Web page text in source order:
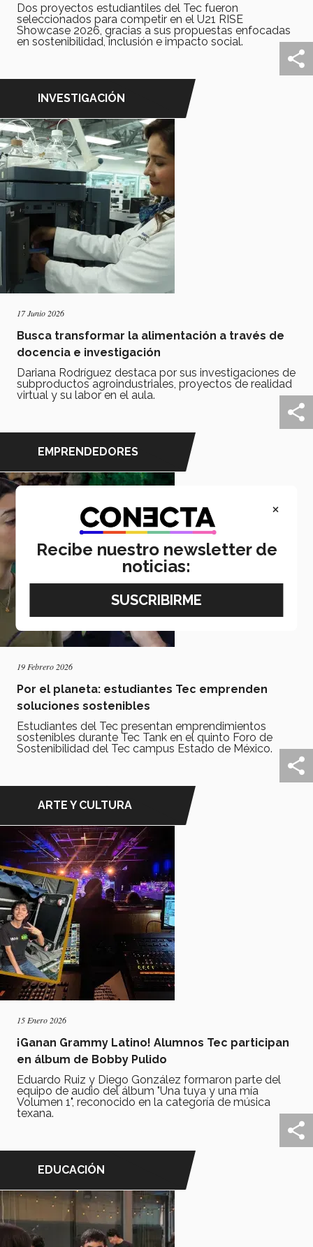
Dos proyectos estudiantiles del Tec fueron
seleccionados para competir en el U21 RISE
Showcase 2026, gracias a sus propuestas enfocadas
en sostenibilidad, inclusión e impacto social.
INVESTIGACIÓN
17 Junio 2026
Busca transformar la alimentación a través de
docencia e investigación
Dariana Rodríguez destaca por sus investigaciones de
subproductos agroindustriales, proyectos de realidad
virtual y su labor en el aula.
EMPRENDEDORES
19 Febrero 2026
Por el planeta: estudiantes Tec emprenden
soluciones sostenibles
Estudiantes del Tec presentan emprendimientos
sostenibles durante Tec Tank en el quinto Foro de
Sostenibilidad del Tec campus Estado de México.
ARTE Y CULTURA
15 Enero 2026
¡Ganan Grammy Latino! Alumnos Tec participan
en álbum de Bobby Pulido
Eduardo Ruiz y Diego González formaron parte del
equipo de audio del álbum "Una tuya y una mía
Volumen 1", reconocido en la categoría de música
texana.
EDUCACIÓN
×
Recibe nuestro newsletter de
noticias: